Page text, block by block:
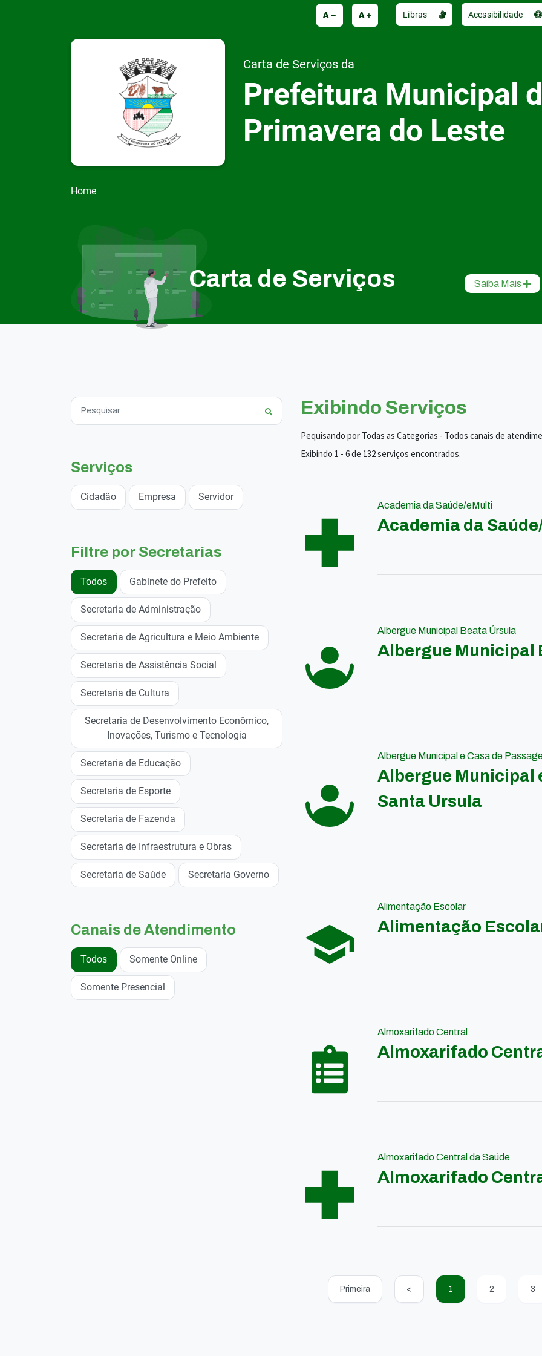
A A Libras Acessibilidade
Carta de Serviços da
Prefeitura Municipal
Primavera do Leste
Home
Carta de Serviços Saiba Mais
Serviços
Cidadão Empresa Servidor
Filtre por Secretarias
Todos Gabinete do Prefeito
Secretaria de Administração
Secretaria de Agricultura e Meio Ambiente
Secretaria de Assistência Social
Secretaria de Cultura
Secretaria de Desenvolvimento Econômico,
Inovações, Turismo e Tecnologia
Secretaria de Educação
Secretaria de Esporte
Secretaria de Fazenda
Secretaria de Infraestrutura e Obras
Secretaria de Saúde Secretaria Governo
Canais de Atendimento
Todos Somente Online
Somente Presencial
Exibindo Serviços
Pequisando por Todas as Categorias - Todos canais de
Exibindo 1 - 6 de 132 serviços encontrados.
Academia da Saúde/eMulti
Academia da
Albergue Municipal Beata Úrsula
Albergue Municipal
Albergue Municipal e Casa de
Albergue Municipal
Santa Ursula
Alimentação Escolar
Alimentação
Almoxarifado Central
Almoxarifado
Almoxarifado Central da Saúde
Almoxarifado
Primeira < 1 2 3